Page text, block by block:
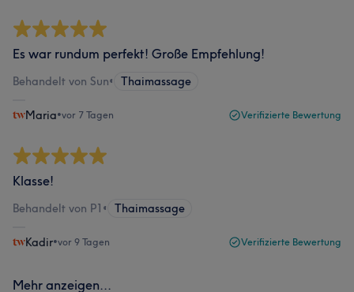
Es war rundum perfekt! Große Empfehlung!
Behandelt von Sun• Thaimassage
Maria•vor 7 Tagen Verifizierte Bewertung
Klasse!
Behandelt von P1 • Thaimassage
Kadir•vor 9 Tagen Verifizierte Bewertung
Mehr anzeigen...